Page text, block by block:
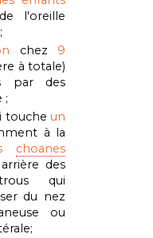
l'oreille
chez9
à totale)
par des
;
toucheun
à la
choanes
des
qui
du nez
ou